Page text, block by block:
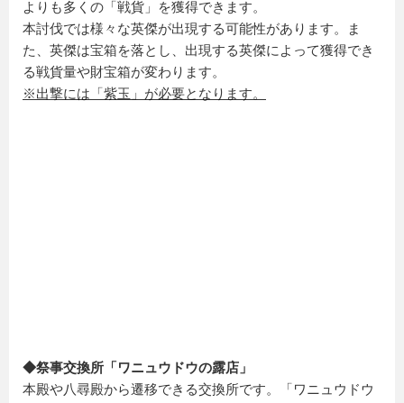
よりも多くの「戦貨」を獲得できます。
本討伐では様々な英傑が出現する可能性があります。ま
た、英傑は宝箱を落とし、出現する英傑によって獲得でき
る戦貨量や財宝箱が変わります。
※出撃には「紫玉」が必要となります。
◆祭事交換所「ワニュウドウの露店」
本殿や八尋殿から遷移できる交換所です。「ワニュウドウ